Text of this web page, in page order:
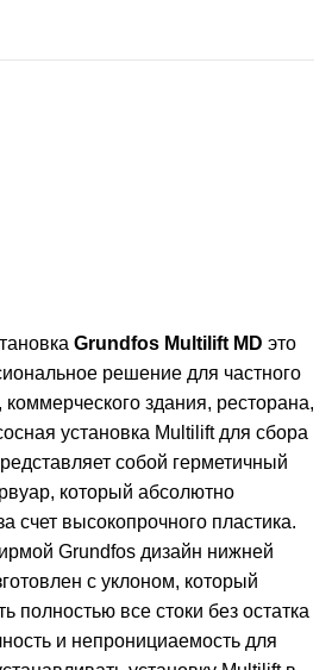
Grundfos Multilift MD это
решение для частного
здания, ресторана,
установка Multilift для сбора
собой герметичный
который абсолютно
счет высокопрочного пластика.
Grundfos дизайн нижней
с уклоном, который
полностью все стоки без остатка
и непронициаемость для